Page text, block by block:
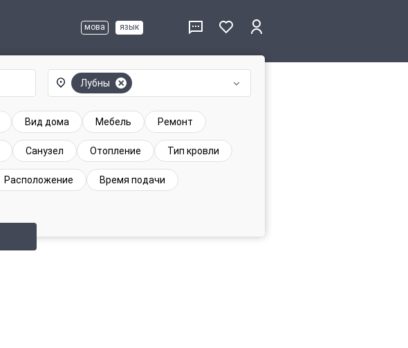
мова язык
Лубны
Вид дома Мебель Ремонт
Санузел Отопление Тип кровли
Расположение Время подачи